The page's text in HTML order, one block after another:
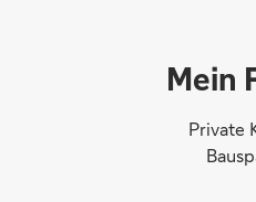
Mein
Private